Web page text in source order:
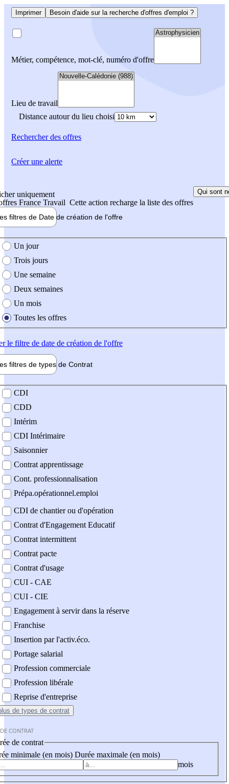
Imprimer Besoin d'aide sur la recherche d'offres d'emploi ?
Métier, compétence, mot-clé, numéro d'offre
Lieu de travail
Distance autour du lieu choisi
Rechercherdes offres
uniquement
France Travail Cette action recharge la liste des offres
Qui sont
filtres de Date de création de l'offre
création de l'offre
Un jour
Trois jours
Une semaine
Deux semaines
Un mois
Toutes les offres
le filtre de date de création de l'offre
filtres de types de Contrat
contrat
CDI
CDD
Intérim
CDI Intérimaire
Saisonnier
Contrat apprentissage
Cont. professionnalisation
Prépa.opérationnel.emploi
CDI de chantier ou d'opération
Contrat d'Engagement Educatif
Contrat intermittent
Contrat pacte
Contrat d'usage
CUI - CAE
CUI - CIE
Engagement à servir dans la réserve
Franchise
Insertion par l'activ.éco.
Portage salarial
Profession commerciale
Profession libérale
Reprise d'entreprise
de types de contrat
CONTRAT
de contrat
minimale (en mois) Durée maximale (en mois)
mois
Créer une alerte